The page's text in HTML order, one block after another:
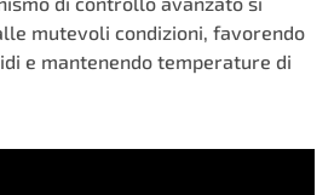
mutevoli condizioni, favorendo
e mantenendo temperature di